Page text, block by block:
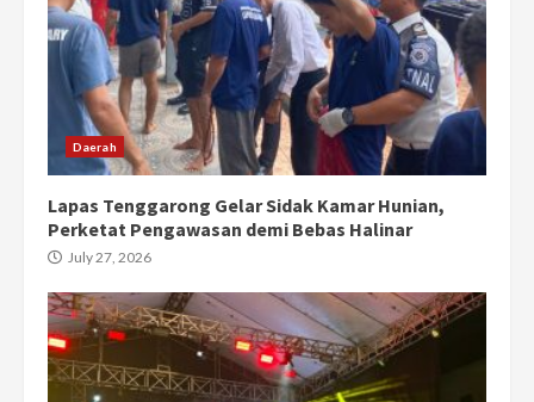
Daerah
Lapas Tenggarong Gelar Sidak Kamar Hunian,
Perketat Pengawasan demi Bebas Halinar
July 27, 2026